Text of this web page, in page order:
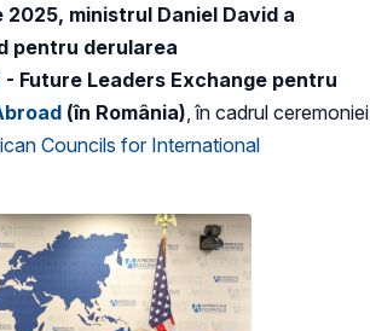
2025, ministrul Daniel David a
pentru derularea
- Future Leaders Exchange pentru
(în România) , în cadrul ceremoniei
Councils for International